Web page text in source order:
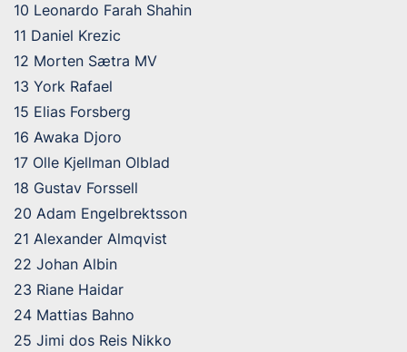
10 Leonardo Farah Shahin
11 Daniel Krezic
12 Morten Sætra MV
13 York Rafael
15 Elias Forsberg
16 Awaka Djoro
17 Olle Kjellman Olblad
18 Gustav Forssell
20 Adam Engelbrektsson
21 Alexander Almqvist
22 Johan Albin
23 Riane Haidar
24 Mattias Bahno
25 Jimi dos Reis Nikko